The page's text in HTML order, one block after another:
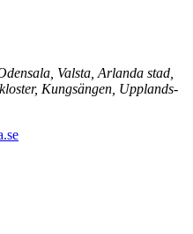
Valsta, Arlanda stad,
Kungsängen, Upplands-